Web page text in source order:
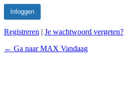
Registreren | Je wachtwoord vergeten?
← Ga naar MAX Vandaag